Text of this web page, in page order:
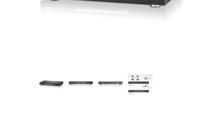
Serverräume
RMA / Rücksendung / Support